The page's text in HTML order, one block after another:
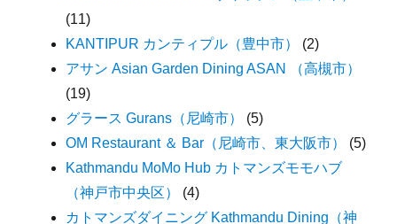
(11)
KANTIPUR カンティプル（豊中市）
(2)
アサン Asian Garden Dining ASAN （高槻市）
(19)
グラース Gurans（尼崎市）
(5)
OM Restaurant ＆ Bar（尼崎市、東大阪市）
(5)
Kathmandu MoMo Hub カトマンズモモハブ
（神戸市中央区）
(4)
カトマンズダイニング Kathmandu Dining（神